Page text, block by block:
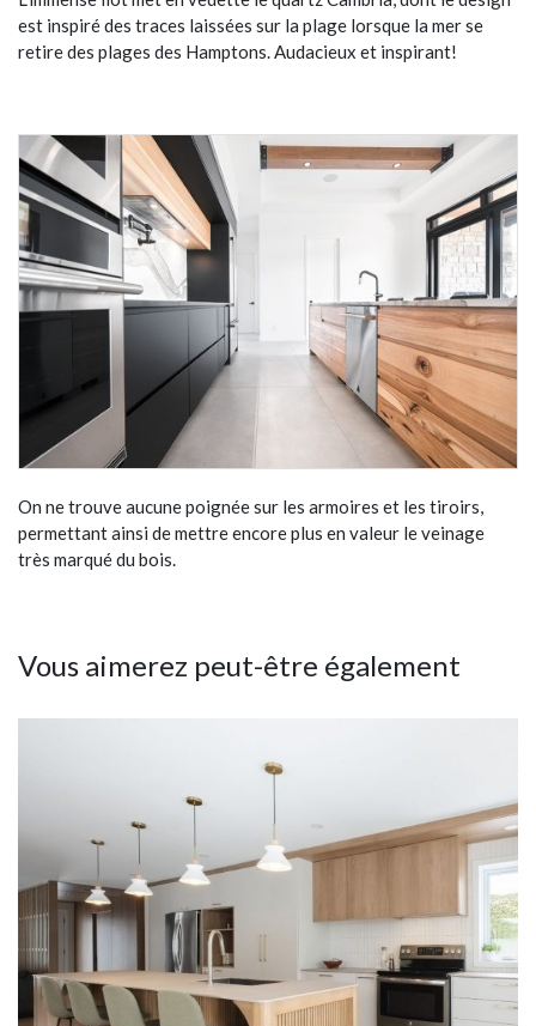
est inspiré des traces laissées sur la plage lorsque la mer se
retire des plages des Hamptons. Audacieux et inspirant!
On ne trouve aucune poignée sur les armoires et les tiroirs,
permettant ainsi de mettre encore plus en valeur le veinage
très marqué du bois.
Vous aimerez peut-être également